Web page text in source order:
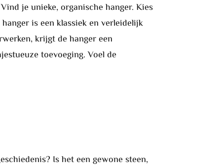
je unieke, organische hanger. Kies
is een klassiek en verleidelijk
krijgt de hanger een
toevoeging. Voel de
Is het een gewone steen,